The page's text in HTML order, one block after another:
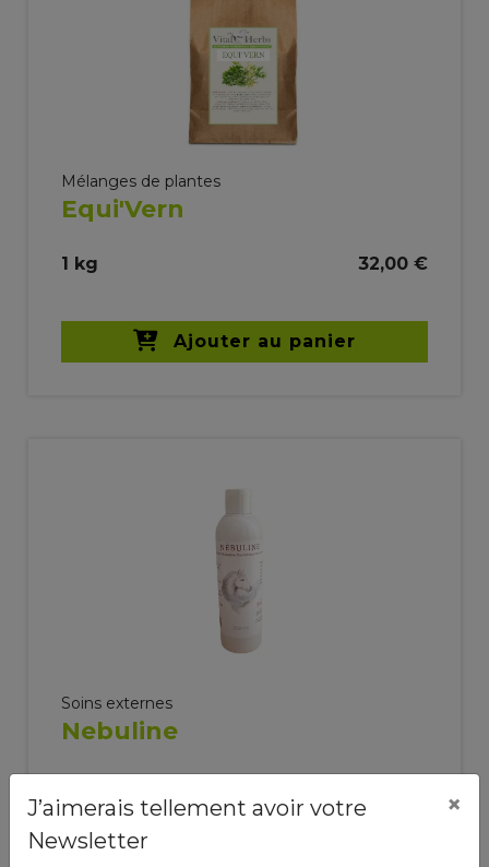
Mélanges de plantes
Equi'Vern
1 kg 32,00 €
Ajouter au panier
Soins externes
Nebuline
J’aimerais tellement avoir votre
Newsletter
×